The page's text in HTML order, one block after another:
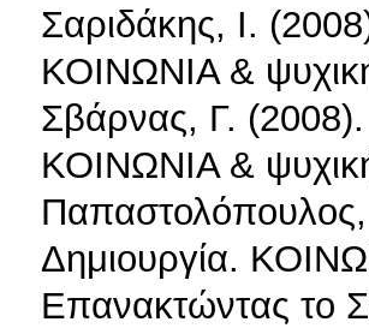
Σαριδάκης, Ι.
ΚΟΙΝΩΝΙΑ &
Σβάρνας, Γ.
ΚΟΙΝΩΝΙΑ &
Δημιουργία.
Επανακτώντας το